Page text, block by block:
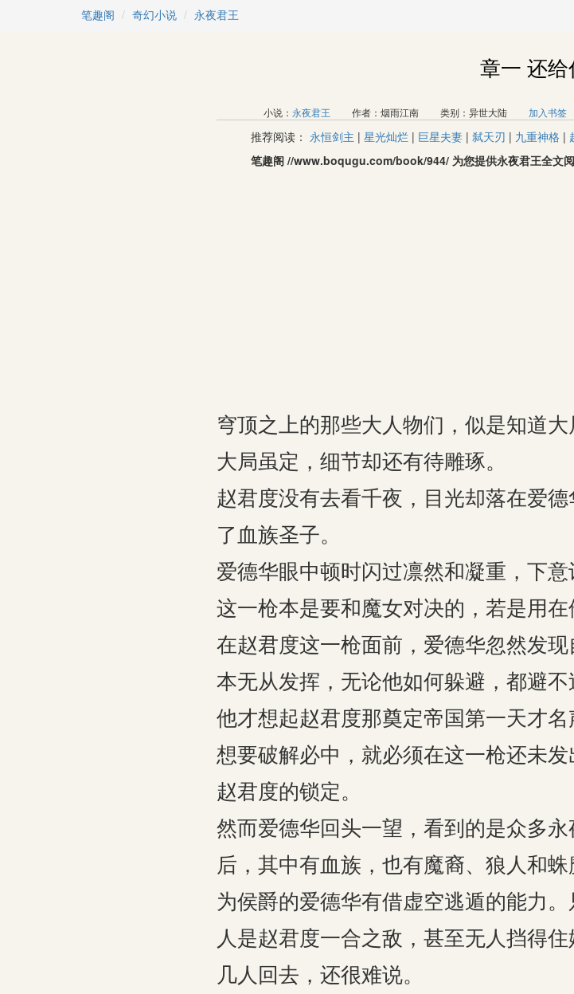
笔趣阁 奇幻小说 永夜君王
章一 还给
小说：永夜君王 作者：烟雨江南 类别：异世大陆加入书签
推荐阅读： 永恒剑主 | 星光灿烂 | 巨星夫妻 | 弑天刃 | 九重神格 |
笔趣阁 //www.boqugu.com/book/944/ 为您提供永夜君王全文
穹顶之上的那些大人物们，似是知道大
大局虽定，细节却还有待雕琢。
赵君度没有去看千夜，目光却落在爱
了血族圣子。
爱德华眼中顿时闪过凛然和凝重，下
这一枪本是要和魔女对决的，若是用在
在赵君度这一枪面前，爱德华忽然发
本无从发挥，无论他如何躲避，都避不
他才想起赵君度那奠定帝国第一天才名
想要破解必中，就必须在这一枪还未
赵君度的锁定。
然而爱德华回头一望，看到的是众多
后，其中有血族，也有魔裔、狼人和
为侯爵的爱德华有借虚空逃遁的能力
人是赵君度一合之敌，甚至无人挡得
几人回去，还很难说。